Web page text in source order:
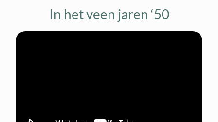
In het veen jaren ‘50